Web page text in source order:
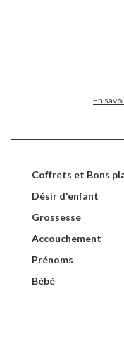
En
Coffrets et Bons
Désir d'enfant
Grossesse
Accouchement
Prénoms
Bébé